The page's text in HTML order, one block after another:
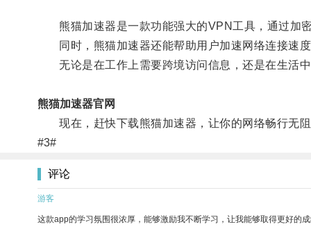
熊猫加速器是一款功能强大的VPN工具，通过加
同时，熊猫加速器还能帮助用户加速网络连接速度
无论是在工作上需要跨境访问信息，还是在生活
熊猫加速器官网
现在，赶快下载熊猫加速器，让你的网络畅行无
#3#
评论
游客
这款app的学习氛围很浓厚，能够激励我不断学习，让我能够取得更好的